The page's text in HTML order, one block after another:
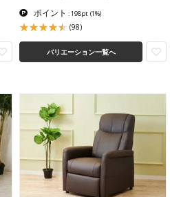
ポイント : 198pt (1%)
(98)
バリエーション一覧へ